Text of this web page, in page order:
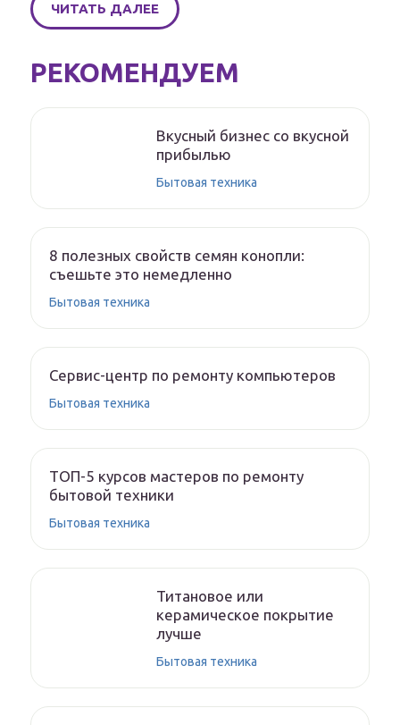
ЧИТАТЬ ДАЛЕЕ
РЕКОМЕНДУЕМ
Вкусный бизнес со вкусной
прибылью
Бытовая техника
8 полезных свойств семян конопли:
съешьте это немедленно
Бытовая техника
Сервис-центр по ремонту компьютеров
Бытовая техника
ТОП-5 курсов мастеров по ремонту
бытовой техники
Бытовая техника
Титановое или
керамическое покрытие
лучше
Бытовая техника